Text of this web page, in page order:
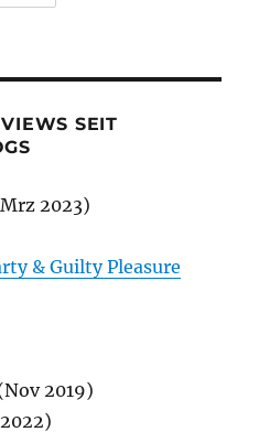
SEIT
2023)
& Guilty Pleasure
2019)